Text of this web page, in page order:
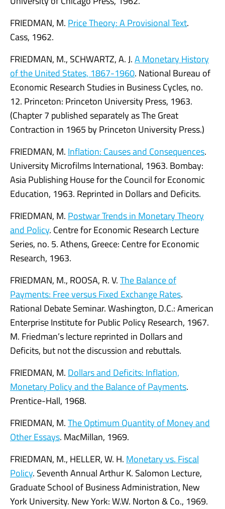
FRIEDMAN, M. Price Theory: A Provisional Text.
Cass, 1962.
FRIEDMAN, M., SCHWARTZ, A. J.A Monetary History
of the United States, 1867-1960. National Bureau of
Economic Research Studies in Business Cycles, no.
12. Princeton: Princeton University Press, 1963.
(Chapter 7 published separately as The Great
Contraction in 1965 by Princeton University Press.)
FRIEDMAN, M. Inflation: Causes and Consequences.
University Microfilms International, 1963. Bombay:
Asia Publishing House for the Council for Economic
Education, 1963. Reprinted in Dollars and Deficits.
FRIEDMAN, M. Postwar Trends in Monetary Theory
and Policy. Centre for Economic Research Lecture
Series, no. 5. Athens, Greece: Centre for Economic
Research, 1963.
FRIEDMAN, M., ROOSA, R. V.The Balance of
Payments: Free versus Fixed Exchange Rates.
Rational Debate Seminar. Washington, D.C.: American
Enterprise Institute for Public Policy Research, 1967.
M. Friedman’s lecture reprinted in Dollars and
Deficits, but not the discussion and rebuttals.
FRIEDMAN, M. Dollars and Deficits: Inflation,
Monetary Policy and the Balance of Payments.
Prentice-Hall, 1968.
FRIEDMAN, M.The Optimum Quantity of Money and
Other Essays. MacMillan, 1969.
FRIEDMAN, M., HELLER, W. H. Monetary vs. Fiscal
Policy. Seventh Annual Arthur K. Salomon Lecture,
Graduate School of Business Administration, New
York University. New York: W.W. Norton & Co., 1969.